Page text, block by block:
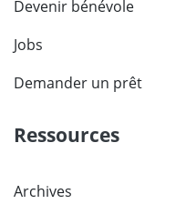
Devenir bénévole
Jobs
Demander un prêt
Ressources
Archives